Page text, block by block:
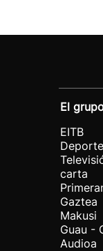
El
EITB
carta
Gaztea
Makusi
Guau -
Audioa